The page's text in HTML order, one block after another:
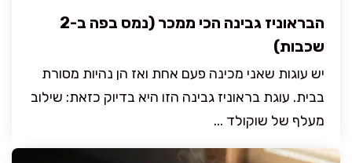
הבראוניז גבינה הכי ממכר (נמס בפה ב-2
שכבות)
יש עוגות שאני מכינה פעם אחת ואז הן נהיות מסורת
בבית. עוגת בראוניז גבינה הזו היא בדיוק כזאת: שילוב
מעלף של שוקולד ...